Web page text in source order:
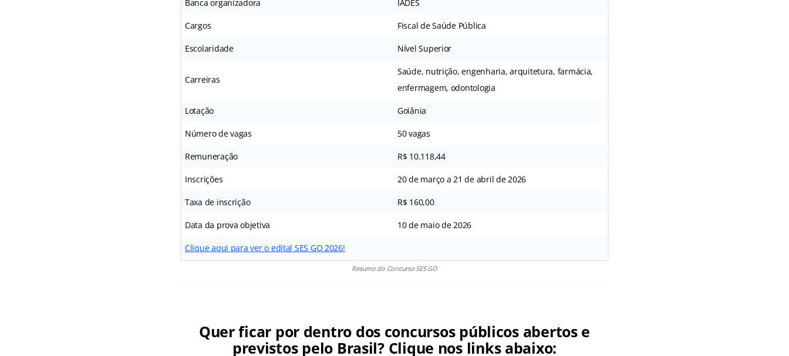
Banca organizadora IADES
Cargos Fiscal de Saúde Pública
Escolaridade Nível Superior
Carreiras
Saúde, nutrição, engenharia, arquitetura, farmácia,
enfermagem, odontologia
Lotação Goiânia
Número de vagas 50 vagas
Remuneração R$ 10.118,44
Inscrições 20 de março a 21 de abril de 2026
Taxa de inscrição R$ 160,00
Data da prova objetiva 10 de maio de 2026
Clique aqui para ver o edital SES GO 2026!
Resumo do Concurso SES GO
Quer ficar por dentro dos concursos públicos abertos e
previstos pelo Brasil? Clique nos links abaixo: